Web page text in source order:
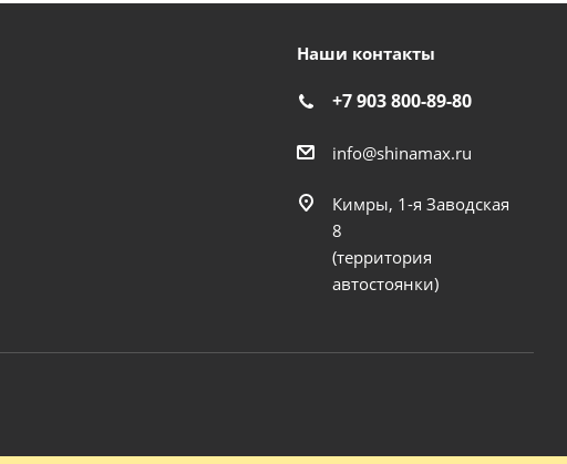
Наши контакты
+7 903 800-89-80
info@shinamax.ru
Кимры, 1-я Заводская
8
(территория
автостоянки)